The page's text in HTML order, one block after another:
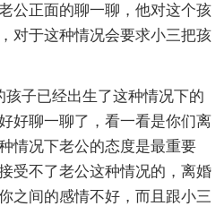
公正面的聊一聊，他对这个孩
对于这种情况会要求小三把孩
孩子已经出生了这种情况下的
好聊一聊了，看一看是你们离
情况下老公的态度是最重要
受不了老公这种情况的，离婚
之间的感情不好，而且跟小三